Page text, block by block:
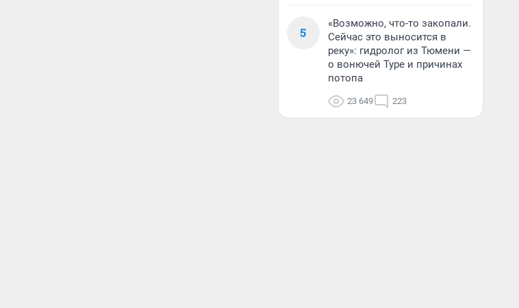
5
«Возможно, что-то закопали.
Сейчас это выносится в
реку»: гидролог из Тюмени —
о вонючей Туре и причинах
потопа
23 649 223